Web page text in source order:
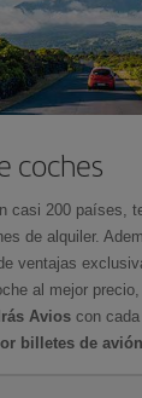
coches
casi 200 países,
de alquiler.
ventajas
al mejor
Avios con
billetes de